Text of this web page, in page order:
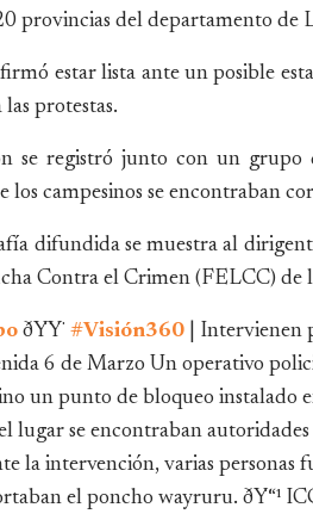
provincias del departamento de
estar lista ante un posible
las protestas.
se registró junto con un grupo
los campesinos se encontraban
difundida se muestra al
Contra el Crimen (FELCC) de
ðŸŸ #Visión360| Intervienen
6 de Marzo Un operativo
un punto de bloqueo instalado
lugar se encontraban
la intervención, varias personas
el poncho wayruru. ðŸ“¹